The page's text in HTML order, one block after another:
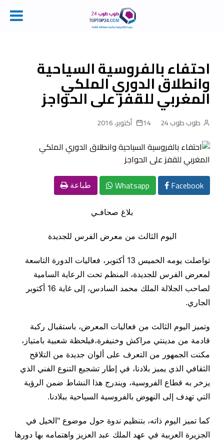
contentاحتفاء بالفروسية السياحية
وانطلاق الدوري الملكي
المغربي للقفز على الحواجز
طوب طوب 24 14 أكتوبر، 2016
Facebook
Whatsapp طباعة
بلاغ صحافـي
اليوم الثالث من معرض الفرس للجديدة
تواصلت يومه الخميس 13 أكتوبر، فعاليات الدورة التاسعة
لمعرض الفرس للجديدة، المنظم تحت الرعاية السامية
لصاحب الجلالة الملك محمد السادس، إلى غاية 16 أكتوبر
الجاري.
وتميز اليوم الثالث من فعاليات المعرض، باستقبال ركبة
قادمة من مدينتي مراكش وخنيفرة،فيلحظة شعبية بامتياز،
مكنت الجمهور من التعرف على ألوان جديدة من التلاقح
الثقافي الذي يميز بلادنا، في إطار تشجيع التنوع الفني الذي
يزخر به قطاع الفروسية، ويندرج هذا النشاط ضمن الرؤية
التي تهدف إلى النهوض بالفروسية السياحية ببلادنا.
كما تميز اليوم ذاته، بتنظيم ندوة حول موضوع "الخيل في
الجزيرة العربية في عهد الملك عبد العزيز واهتمامه بها دورها